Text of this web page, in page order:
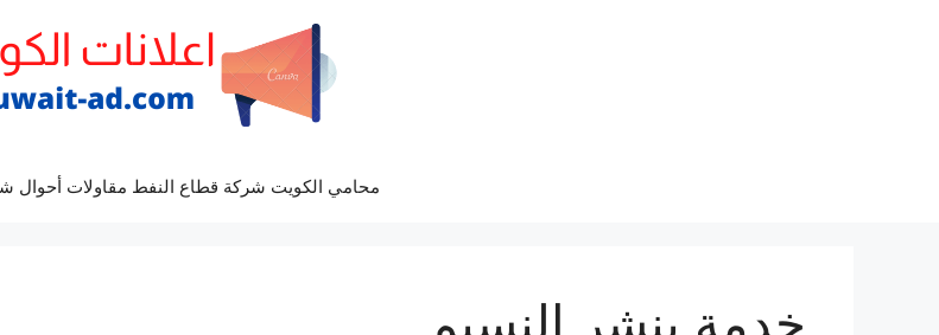
محامي الكويت شركة قطاع النفط مقاولات أحوال
خدمة بنشر النسيم